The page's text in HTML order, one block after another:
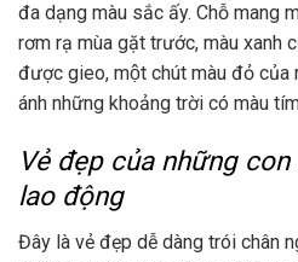
đa dạng màu sắc ấy. Chỗ mang
rơm rạ mùa gặt trước, màu xanh
được gieo, một chút màu đỏ của
ánh những khoảng trời có màu
Vẻ đẹp của những
lao động
Đây là vẻ đẹp dễ dàng trói chân